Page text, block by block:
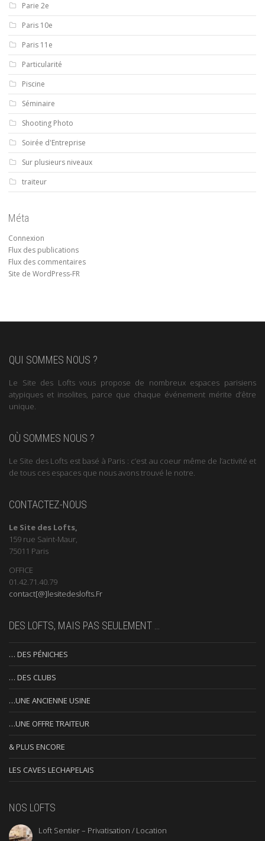
Parie 2e
Paris 10e
Paris 11e
Particularité
Piscine
Séminaire
Shooting Photo
Soirée d'Entreprise
Sur plusieurs niveaux
traiteur
Méta
Connexion
Flux des publications
Flux des commentaires
Site de WordPress-FR
QUI SOMMES NOUS ?
Le Site des Lofts vous propose de nombreux espaces parisiens
atypiques et insolites, parce que chaque événement mérite d’être
unique.
OÙ SOMMES NOUS ?
Le Site des Lofts est basé à Paris : c’est au coeur même de l’activité et
de tous ces espaces que nous avons trouvé le notre.
CONTACTEZ-NOUS
Le Site des Lofts,
159 rue Saint-Maur,
75011 Paris
OFFICE
01.42.71.40.79
contact[@]lesitedeslofts.Fr
DES LOFTS, MAIS PAS SEULEMENT …
… DES PÉNICHES
… DES CLUBS
…UNE ANCIENNE USINE
…UNE OFFRE TRAITEUR
& PLUS ENCORE
LES CAVES LECHAPELAIS
NOS LOFTS
Loft Sentier – Privatisation / Location